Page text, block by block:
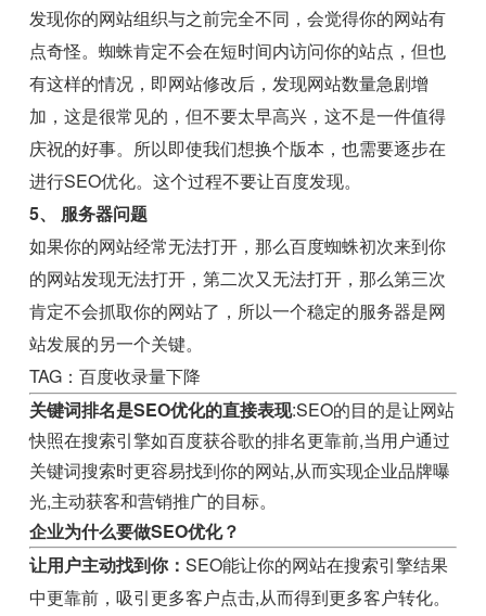
发现你的网站组织与之前完全不同，会觉得你的网站有
点奇怪。蜘蛛肯定不会在短时间内访问你的站点，但也
有这样的情况，即网站修改后，发现网站数量急剧增
加，这是很常见的，但不要太早高兴，这不是一件值得
庆祝的好事。所以即使我们想换个版本，也需要逐步在
进行SEO优化。这个过程不要让百度发现。
5、 服务器问题
如果你的网站经常无法打开，那么百度蜘蛛初次来到你
的网站发现无法打开，第二次又无法打开，那么第三次
肯定不会抓取你的网站了，所以一个稳定的服务器是网
站发展的另一个关键。
TAG：百度收录量下降
关键词排名是SEO优化的直接表现:SEO的目的是让网站
快照在搜索引擎如百度获谷歌的排名更靠前,当用户通过
关键词搜索时更容易找到你的网站,从而实现企业品牌曝
光,主动获客和营销推广的目标。
企业为什么要做SEO优化？
让用户主动找到你：SEO能让你的网站在搜索引擎结果
中更靠前，吸引更多客户点击,从而得到更多客户转化。